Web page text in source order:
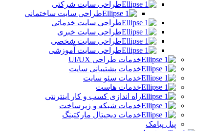
طراحی سایت شرکتی
طراحی سایت ساختمانی
طراحی سایت خدماتی
طراحی سایت خبری
طراحی سایت شخصی
طراحی سایت آموزشی
خدمات طراحی UI/UX
خدمات پشتیبانی سایت
خدمات سئو سایت
خدمات هاست
راه اندازی کسب و کار اینترنتی
خدمات شبکه و زیرساخت
خدمات دیجیتال مارکتینگ
پنل پیامک